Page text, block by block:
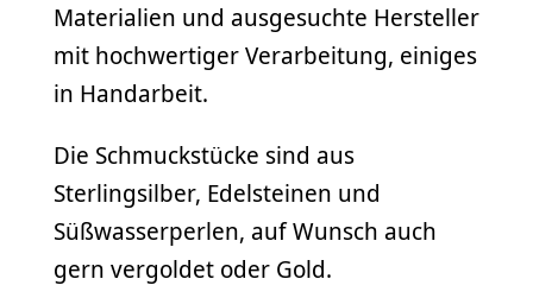
Materialien und ausgesuchte Hersteller
mit hochwertiger Verarbeitung, einiges
in Handarbeit.
Die Schmuckstücke sind aus
Sterlingsilber, Edelsteinen und
Süßwasserperlen, auf Wunsch auch
gern vergoldet oder Gold.